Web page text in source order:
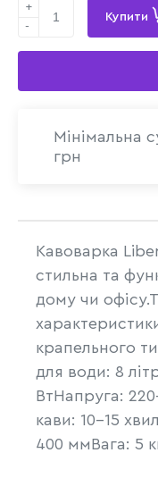
+
-
Купити
Мінімальна
грн
Кавоварка
стильна та
дому чи
крапельного
для води: 8
ВтНапруга:
кави: 10-15
400 ммВага: 5